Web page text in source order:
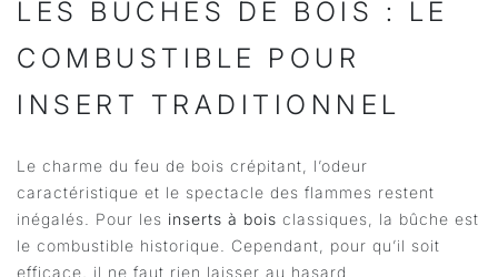
LES BÛCHES DE BOIS : LE
COMBUSTIBLE POUR
INSERT TRADITIONNEL
Le charme du feu de bois crépitant, l’odeur
caractéristique et le spectacle des flammes restent
inégalés. Pour les inserts à bois classiques, la bûche est
le combustible historique. Cependant, pour qu’il soit
efficace, il ne faut rien laisser au hasard.